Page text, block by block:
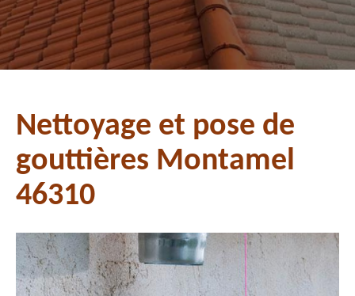
Nettoyage et pose de
gouttières Montamel
46310